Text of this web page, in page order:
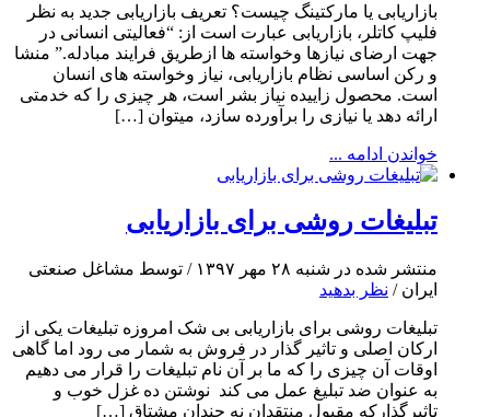
بازاریابی یا مارکتینگ چیست؟ تعریف بازاریابی جدید به نظر
فلیپ کاتلر، بازاریابی عبارت است از: “فعالیتی انسانی در
جهت ارضای نیازها وخواسته ها ازطریق فرایند مبادله.” منشا
و رکن اساسی نظام بازاریابی، نیاز وخواسته های انسان
است. محصول زاییده نیاز بشر است، هر چیزی را که خدمتی
ارائه دهد یا نیازی را برآورده سازد، میتوان […]
خواندن ادامه ...
تبلیغات روشی برای بازاریابی
منتشر شده در شنبه ۲۸ مهر ۱۳۹۷ / توسط مشاغل صنعتی
ایران / نظر بدهید
تبلیغات روشی برای بازاریابی بی شک امروزه تبلیغات یکی از
ارکان اصلی و تاثیر گذار در فروش به شمار می رود اما گاهی
اوقات آن چیزی را که ما بر آن نام تبلیغات را قرار می دهیم
به عنوان ضد تبلیغ عمل می کند نوشتن ده غزل خوب و
تاثیرگذارکه مقبول منتقدان نه چندان مشتاق […]